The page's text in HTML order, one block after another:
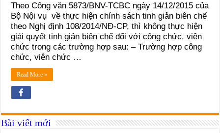
Theo Công văn 5873/BNV-TCBC ngày 14/12/2015 của
Bộ Nội vụ về thực hiện chính sách tinh giản biên chế
theo Nghị định 108/2014/NĐ-CP, thì không thực hiện
giải quyết tinh giản biên chế đối với công chức, viên
chức trong các trường hợp sau: – Trường hợp công
chức, viên chức …
Read More »
Bài viết mới